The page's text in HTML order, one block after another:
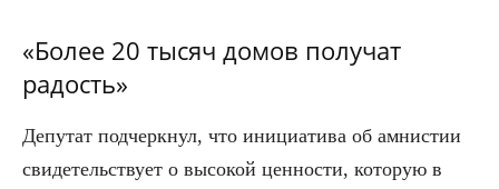
«Более 20 тысяч домов получат
радость»
Депутат подчеркнул, что инициатива об амнистии
свидетельствует о высокой ценности, которую в